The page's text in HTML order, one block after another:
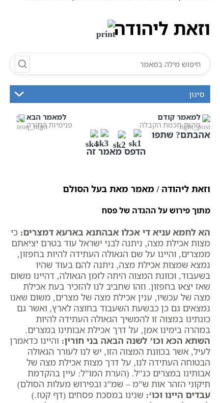
וזאת ליהודה
וזאת ליהודה / מאמר מאת בעל הסולם
מתוך פירוש על ההגדה של פסח
הא לחמא עניא די אכלו אבהתנא בארעא דמצרים: כי
מצות אכילת מצה, ניתנה לבני ישראל עוד בטרם יציאתם
ממצרים, והיינו על שם הגאולה העתידה להיות בחפזון,
נמצא שמצות אכילת מצה, ניתנה להם בעוד שהיו
בשעבוד, וכוונת המצוה היתה לזמן הגאולה, דהיינו משום
שאז יצאו בחפזון. וזהו שחביב לנו להזכיר בעת אכילת
מצה של עכשיו, ענין אכילת מצה של מצרים, משום שאנו
נמצאים גם כן כבשעת השעבוד בחוצה לארץ, ואשר גם
כונתינו במצוה זו להמשיך הגאולה העתידה להיות
במהרה בימינו אמן, על דרך אכילת אבותינו במצרים.
השתא הכא וכו’ לשנה הבאה בני חורין: והיינו כדאמרן
לעיל, אשר בכוונת המצוה הזו, יש לנו לעורר הגאולה
הבטוחה העתידה לנו, על דרך מצות אכילת מצה של
אבותינו במצרים כנ”ל. (הערת המו”ל: עיין בהקדמת
תיקוני הזהר אות ש”מ – שמ”ג ובפירוש מעלות הסולם)
עבדים היינו וכו‘: שנינו במסכת פסחים (דף קטז.)
סינון
למאמר קודם
מהות חכמת הקבלה
למאמר הבא
פנימיות התורה
אהבתם? שתפו
הדפס מאמר זה